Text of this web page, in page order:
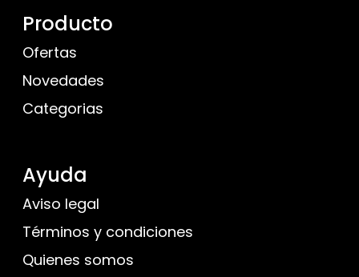
Producto
Ofertas
Novedades
Categorias
Ayuda
Aviso legal
Términos y condiciones
Quienes somos